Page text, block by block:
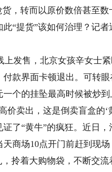
转而以原价数倍甚至数
“提货”该如何治理？记者
售，北京女孩辛女士紧
款界面卡顿退出。可转
个的挂坠最高时候被炒到
卖出，这是倒卖盲盒的‘
“黄牛”的疯狂。近日，
商场10点开门前赶到现
拎着大购物袋，不断交流